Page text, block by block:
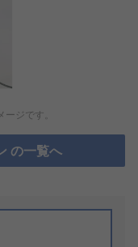
ジです。
の一覧へ